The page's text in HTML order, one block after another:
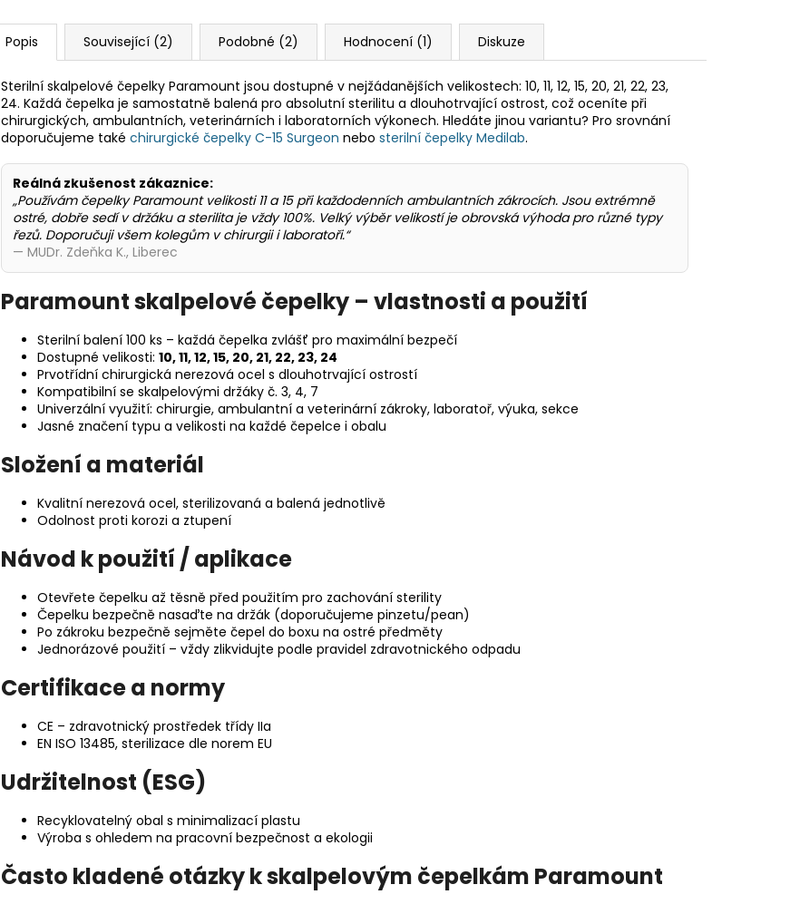
Popis Související (2) Podobné (2) Hodnocení (1) Diskuze
Sterilní skalpelové čepelky Paramount jsou dostupné v nejžádanějších velikostech: 10, 11, 12, 15, 20, 21, 22, 23,
24. Každá čepelka je samostatně balená pro absolutní sterilitu a dlouhotrvající ostrost, což oceníte při
chirurgických, ambulantních, veterinárních i laboratorních výkonech. Hledáte jinou variantu? Pro srovnání
doporučujeme také chirurgické čepelky C-15 Surgeon nebo sterilní čepelky Medilab.
Reálná zkušenost zákaznice:
„Používám čepelky Paramount velikosti 11 a 15 při každodenních ambulantních zákrocích. Jsou extrémně
ostré, dobře sedí v držáku a sterilita je vždy 100%. Velký výběr velikostí je obrovská výhoda pro různé typy
řezů. Doporučuji všem kolegům v chirurgii i laboratoři.“
— MUDr. Zdeňka K., Liberec
Paramount skalpelové čepelky – vlastnosti a použití
Sterilní balení 100 ks – každá čepelka zvlášť pro maximální bezpečí
Dostupné velikosti: 10, 11, 12, 15, 20, 21, 22, 23, 24
Prvotřídní chirurgická nerezová ocel s dlouhotrvající ostrostí
Kompatibilní se skalpelovými držáky č. 3, 4, 7
Univerzální využití: chirurgie, ambulantní a veterinární zákroky, laboratoř, výuka, sekce
Jasné značení typu a velikosti na každé čepelce i obalu
Složení a materiál
Kvalitní nerezová ocel, sterilizovaná a balená jednotlivě
Odolnost proti korozi a ztupení
Návod k použití / aplikace
Otevřete čepelku až těsně před použitím pro zachování sterility
Čepelku bezpečně nasaďte na držák (doporučujeme pinzetu/pean)
Po zákroku bezpečně sejměte čepel do boxu na ostré předměty
Jednorázové použití – vždy zlikvidujte podle pravidel zdravotnického odpadu
Certifikace a normy
CE – zdravotnický prostředek třídy IIa
EN ISO 13485, sterilizace dle norem EU
Udržitelnost (ESG)
Recyklovatelný obal s minimalizací plastu
Výroba s ohledem na pracovní bezpečnost a ekologii
Často kladené otázky k skalpelovým čepelkám Paramount